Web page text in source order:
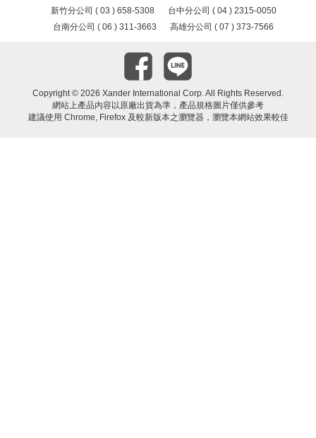
新竹分公司 ( 03 ) 658-5308
台中分公司 ( 04 ) 2315-0050
台南分公司 ( 06 ) 311-3663
高雄分公司 ( 07 ) 373-7566
Copyright © 2026 Xander International Corp. All Rights Reserved.
網站上產品內容以原廠出貨為準，產品規格圖片僅供參考
建議使用 Chrome, Firefox 及較新版本之瀏覽器，瀏覽本網站效果較佳